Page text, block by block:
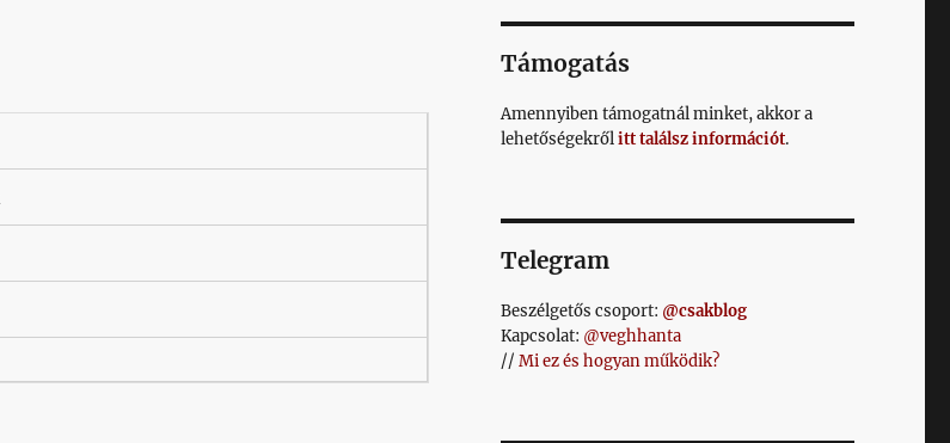
Támogatás
Amennyiben támogatnál minket, akkor a
lehetőségekrőlitt találsz információt.
Telegram
Beszélgetős csoport: @csakblog
Kapcsolat: @veghhanta
// Mi ez és hogyan működik?